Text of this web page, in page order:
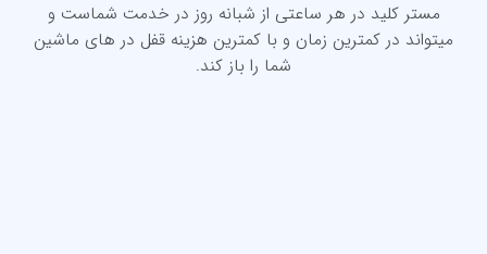
مستر کلید در هر ساعتی از شبانه روز در خدمت شماست و
میتواند در کمترین زمان و با کمترین هزینه قفل در های ماشین
شما را باز کند.